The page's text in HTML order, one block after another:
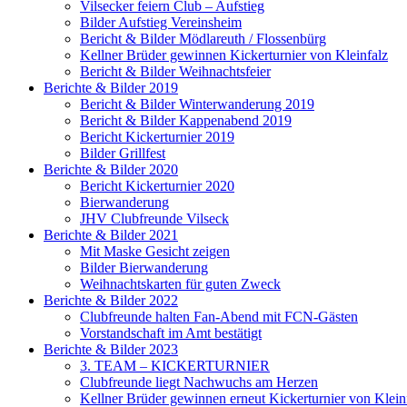
Vilsecker feiern Club – Aufstieg
Bilder Aufstieg Vereinsheim
Bericht & Bilder Mödlareuth / Flossenbürg
Kellner Brüder gewinnen Kickerturnier von Kleinfalz
Bericht & Bilder Weihnachtsfeier
Berichte & Bilder 2019
Bericht & Bilder Winterwanderung 2019
Bericht & Bilder Kappenabend 2019
Bericht Kickerturnier 2019
Bilder Grillfest
Berichte & Bilder 2020
Bericht Kickerturnier 2020
Bierwanderung
JHV Clubfreunde Vilseck
Berichte & Bilder 2021
Mit Maske Gesicht zeigen
Bilder Bierwanderung
Weihnachtskarten für guten Zweck
Berichte & Bilder 2022
Clubfreunde halten Fan-Abend mit FCN-Gästen
Vorstandschaft im Amt bestätigt
Berichte & Bilder 2023
3. TEAM – KICKERTURNIER
Clubfreunde liegt Nachwuchs am Herzen
Kellner Brüder gewinnen erneut Kickerturnier von